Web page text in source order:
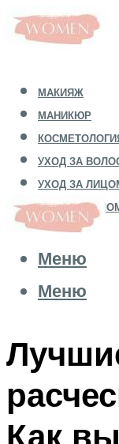
МАКИЯЖ
МАНИКЮР
УХОД ЗА
УХОД ЗА
УХОД ЗА
Меню
Меню
Как